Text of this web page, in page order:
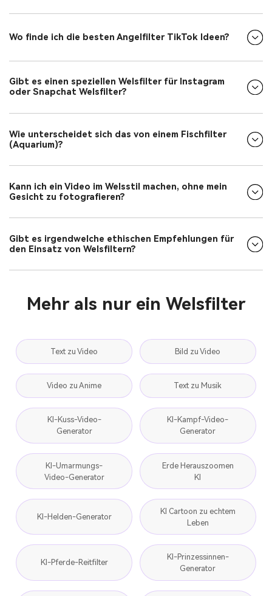
Wo finde ich die besten Angelfilter TikTok Ideen?
Gibt es einen speziellen Welsfilter für Instagram
oder Snapchat Welsfilter?
Wie unterscheidet sich das von einem Fischfilter
(Aquarium)?
Kann ich ein Video im Welsstil machen, ohne mein
Gesicht zu fotografieren?
Gibt es irgendwelche ethischen Empfehlungen für
den Einsatz von Welsfiltern?
Mehr als nur ein Welsfilter
Text zu Video Bild zu Video
Video zu Anime Text zu Musik
KI-Kuss-Video-
Generator
KI-Kampf-Video-
Generator
KI-Umarmungs-
Video-Generator
Erde Herauszoomen
KI
KI-Helden-Generator
KI Cartoon zu echtem
Leben
KI-Pferde-Reitfilter
KI-Prinzessinnen-
Generator